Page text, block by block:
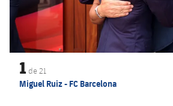
Jugadores
Calendario
Noticias
Voleibol masculino
Apúntate a las amateurs
plusicon
más
Apúntate a las amateurs
Carnet de las Secciones
PLUSICON
MÁS
League of Legends
1 de 21
Miguel Ruiz - FC Barcelona